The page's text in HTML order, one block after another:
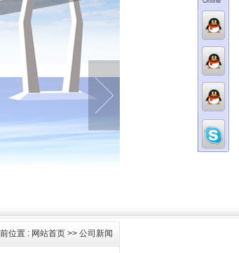
位置 : 网站首页 >> 公司新闻